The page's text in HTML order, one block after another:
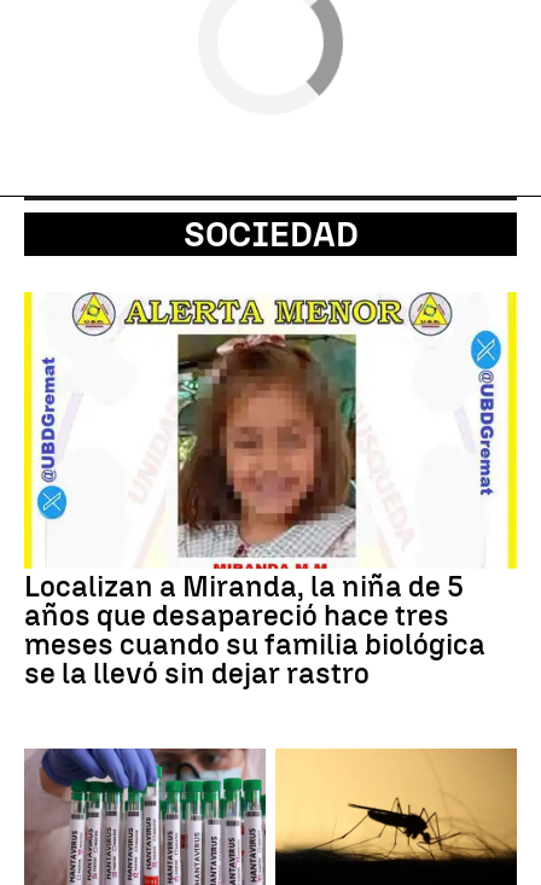
SOCIEDAD
Localizan a Miranda, la niña de 5
años que desapareció hace tres
meses cuando su familia biológica
se la llevó sin dejar rastro